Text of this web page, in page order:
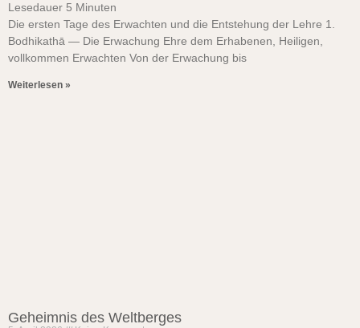
Lesedauer 5 Minuten
Die ersten Tage des Erwachten und die Entstehung der Lehre 1.
Bodhikathā — Die Erwachung Ehre dem Erhabenen, Heiligen,
vollkommen Erwachten Von der Erwachung bis
Weiterlesen »
Geheimnis des Weltberges